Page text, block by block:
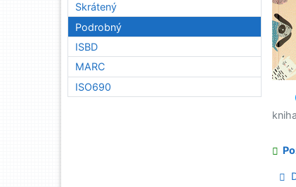
kniha
Skrátený
Podrobný
ISBD
MARC
ISO690